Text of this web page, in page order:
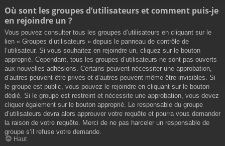
Où sont les groupes d’utilisateurs et comment puis-je
en rejoindre un ?
Vous pouvez consulter tous les groupes d’utilisateurs en cliquant sur le
lien « Groupes d’utilisateurs » depuis le panneau de contrôle de
l’utilisateur. Si vous souhaitez en rejoindre un, cliquez sur le bouton
approprié. Cependant, tous les groupes d’utilisateurs ne sont pas ouverts
aux nouvelles adhésions. Certains peuvent nécessiter une approbation,
d’autres peuvent être privés et d’autres peuvent même être invisibles. Si
le groupe est public, vous pouvez le rejoindre en cliquant sur le bouton
dédié. Si le groupe est restreint et nécessite une approbation, vous devez
cliquer également sur le bouton approprié. Le responsable du groupe
d’utilisateurs devra alors approuver votre requête et pourra vous demander
la raison de votre requête. Merci de ne pas harceler un responsable de
groupe s’il refuse votre demande.
Haut